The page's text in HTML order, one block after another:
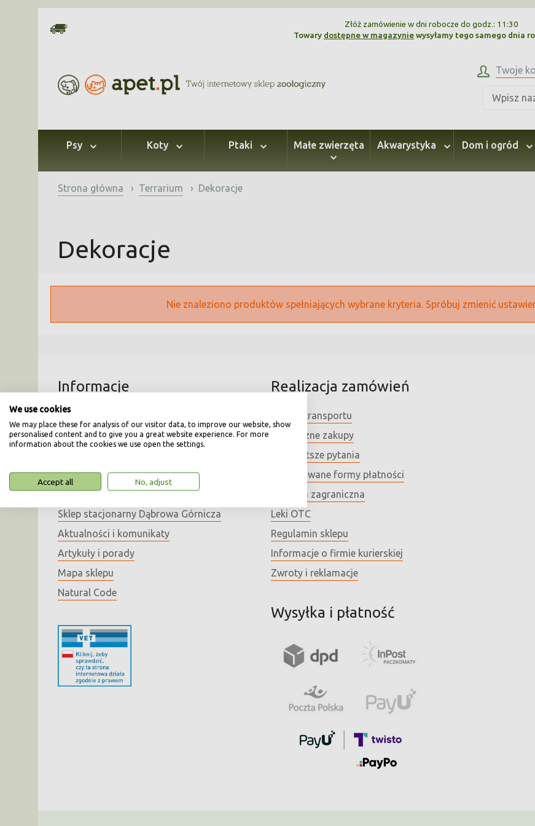
Złóż zamówienie w dni robocze do godz.: 11:30
Towary dostępne w magazynie wysyłamy tego samego dnia
Twoje
Psy Koty Ptaki Małe zwierzęta Akwarystyka Dom i ogród
Strona główna › Terrarium › Dekoracje
Dekoracje
Nie znaleziono produktów spełniających wybrane kryteria. Spróbuj zmienić
Informacje
Dane firmy oraz kontakt
O firmie
Polityka prywatności
Sklep stacjonarny Sosnowiec
Sklep stacjonarny Dąbrowa Górnicza
Aktualności i komunikaty
Artykuły i porady
Mapa sklepu
Natural Code
Realizacja zamówień
Koszty transportu
Bezpieczne zakupy
Najczęstsze pytania
Akceptowane formy płatności
Wysyłka zagraniczna
Leki OTC
Regulamin sklepu
Informacje o firmie kurierskiej
Zwroty i reklamacje
Wysyłka i płatność
We use cookies
We may place these for analysis of our visitor data, to improve our website, show
personalised content and to give you a great website experience. For more
information about the cookies we use open the settings.
Accept all No, adjust